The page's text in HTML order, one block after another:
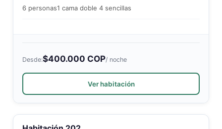
6 personas1 cama doble 4 sencillas
Desde:$400.000 COP/ noche
Ver habitación